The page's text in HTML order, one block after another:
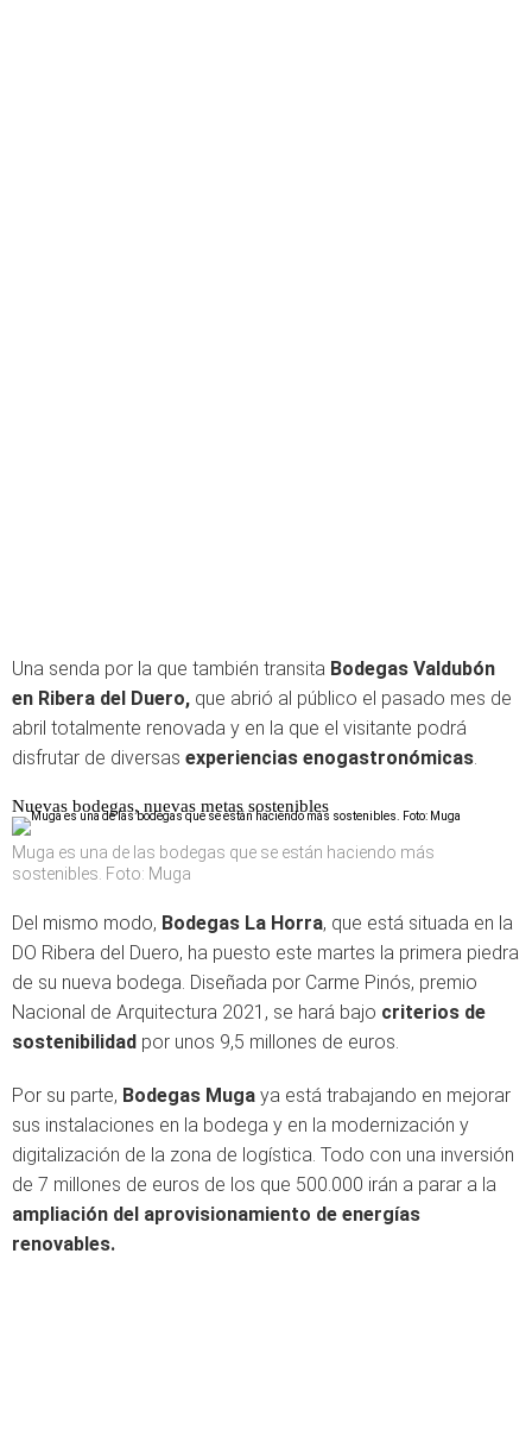
Una senda por la que también transita Bodegas Valdubón
en Ribera del Duero, que abrió al público el pasado mes de
abril totalmente renovada y en la que el visitante podrá
disfrutar de diversas experiencias enogastronómicas.
Nuevas bodegas, nuevas metas sostenibles
Muga es una de las bodegas que se están haciendo más
sostenibles. Foto: Muga
Del mismo modo, Bodegas La Horra, que está situada en la
DO Ribera del Duero, ha puesto este martes la primera piedra
de su nueva bodega. Diseñada por Carme Pinós, premio
Nacional de Arquitectura 2021, se hará bajo criterios de
sostenibilidad por unos 9,5 millones de euros.
Por su parte, Bodegas Muga ya está trabajando en mejorar
sus instalaciones en la bodega y en la modernización y
digitalización de la zona de logística. Todo con una inversión
de 7 millones de euros de los que 500.000 irán a parar a la
ampliación del aprovisionamiento de energías
renovables.